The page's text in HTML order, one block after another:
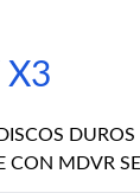
X3
DUROS
CON MDVR